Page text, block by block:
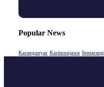
Popular News
Karanganyar Karimunjawa Semarang